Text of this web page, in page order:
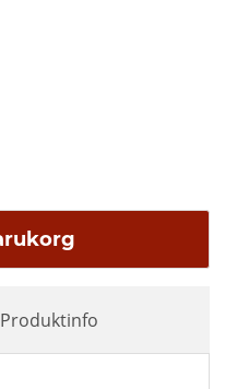
Produktinfo